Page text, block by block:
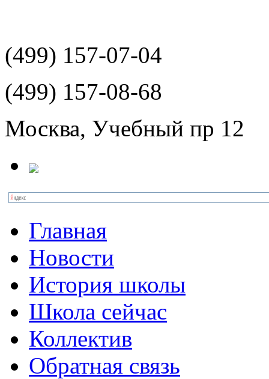
(499) 157-07-04
(499) 157-08-68
Москва, Учебный пр 12
Главная
Новости
История школы
Школа сейчас
Коллектив
Обратная связь